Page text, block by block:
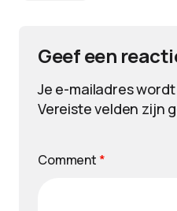
Geef een
Je e-mailadres
Vereiste velden zijn
Comment *